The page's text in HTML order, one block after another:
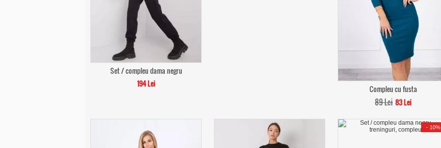
Set / compleu dama negru
194 Lei
Compleu cu fusta
89 Lei 83 Lei
- 10%